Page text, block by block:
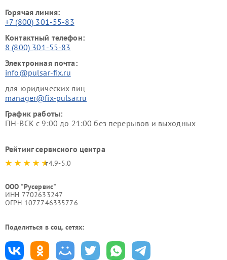
Горячая линия:
+7 (800) 301-55-83
Контактный телефон:
8 (800) 301-55-83
Электронная почта:
info@pulsar-fix.ru
для юридических лиц
manager@fix-pulsar.ru
График работы:
ПН-ВСК с 9:00 до 21:00 без перерывов и выходных
Рейтинг сервисного центра
4.9-5.0
ООО "Русервис"
ИНН 7702633247
ОГРН 1077746335776
Поделиться в соц. сетях: